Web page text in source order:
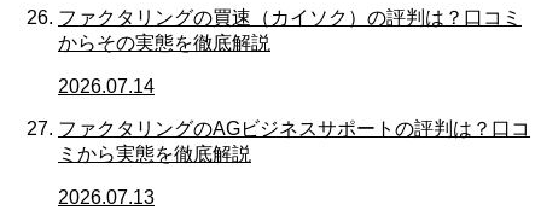
ファクタリングの買速（カイソク）の評判は？口コミ
からその実態を徹底解説
2026.07.14
ファクタリングのAGビジネスサポートの評判は？口コ
ミから実態を徹底解説
2026.07.13